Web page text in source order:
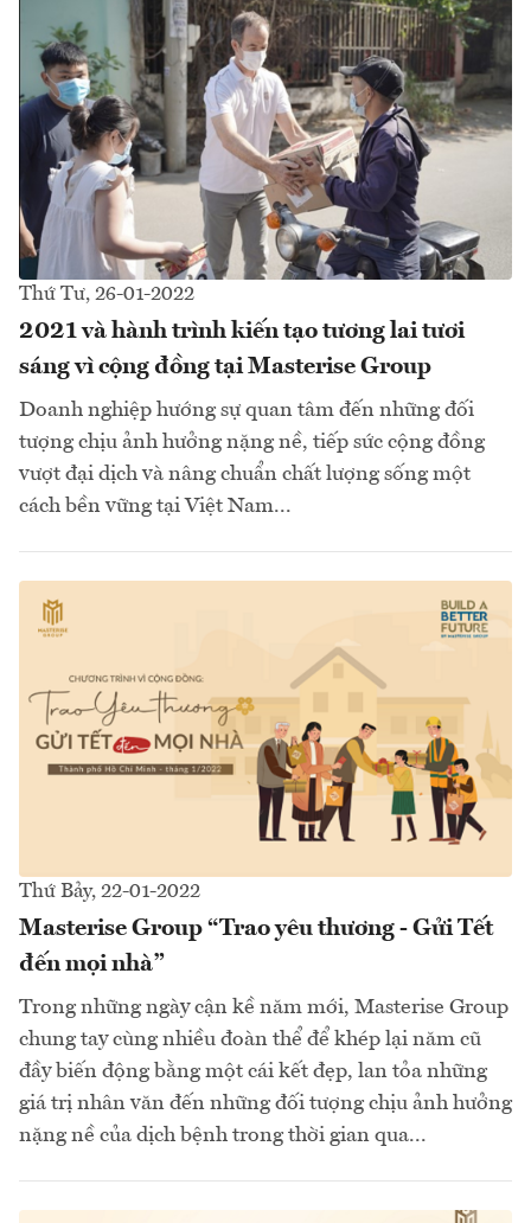
Thứ Tư, 26-01-2022
2021 và hành trình kiến tạo tương lai tươi
sáng vì cộng đồng tại Masterise Group
Doanh nghiệp hướng sự quan tâm đến những đối
tượng chịu ảnh hưởng nặng nề, tiếp sức cộng đồng
vượt đại dịch và nâng chuẩn chất lượng sống một
cách bền vững tại Việt Nam...
Thứ Bảy, 22-01-2022
Masterise Group “Trao yêu thương - Gửi Tết
đến mọi nhà”
Trong những ngày cận kề năm mới, Masterise Group
chung tay cùng nhiều đoàn thể để khép lại năm cũ
đầy biến động bằng một cái kết đẹp, lan tỏa những
giá trị nhân văn đến những đối tượng chịu ảnh hưởng
nặng nề của dịch bệnh trong thời gian qua...